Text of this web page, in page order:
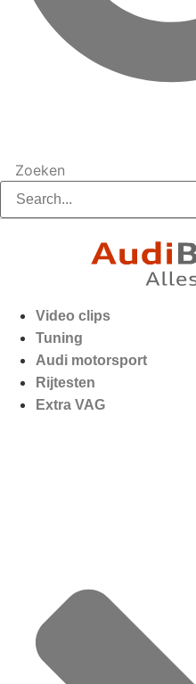
Zoeken
Video clips
Tuning
Audi motorsport
Rijtesten
Extra VAG